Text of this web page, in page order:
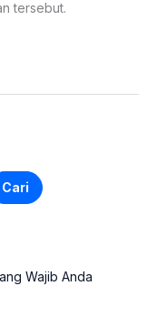
tersebut.
Cari
Wajib Anda